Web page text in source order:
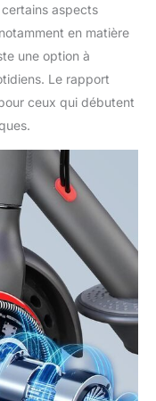
aspects
en matière
une option à
Le rapport
ceux qui débutent